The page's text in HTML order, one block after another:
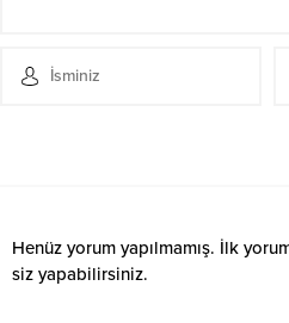
Henüz yorum yapılmamış. İlk
siz yapabilirsiniz.